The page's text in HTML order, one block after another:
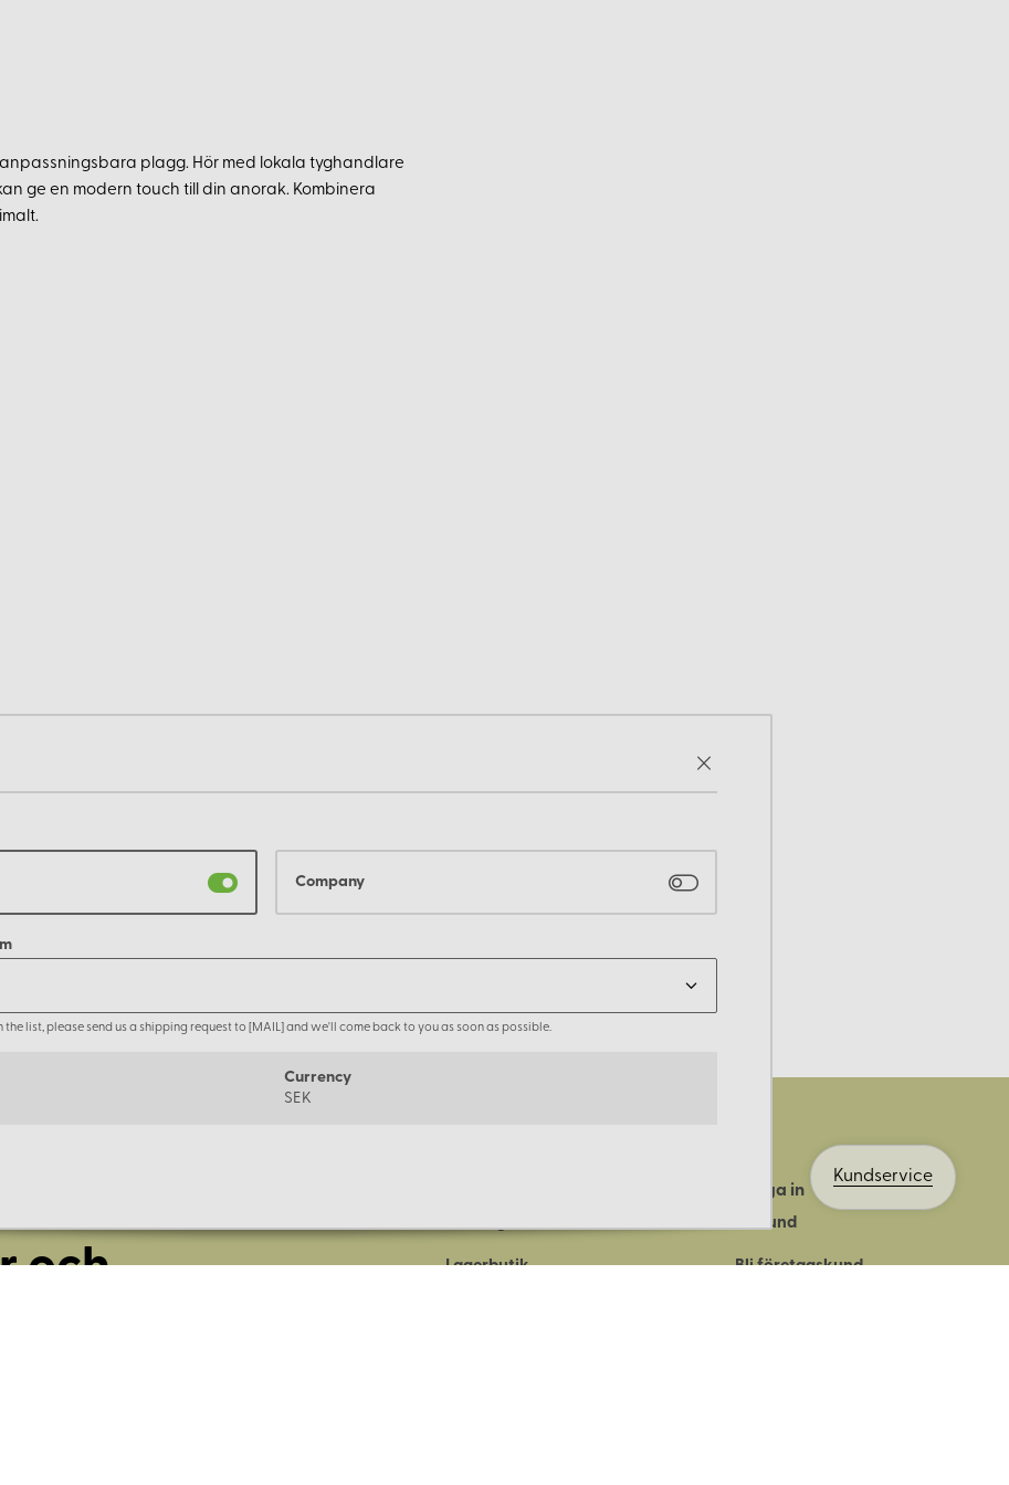
Kundservice
Company
list, please send us a shipping request to [MAIL] and we'll come back to you as soon as possible.
Currency
SEK
plagg. Hör med lokala tyghandlare
ge en modern touch till din anorak. Kombinera
och
Företagets historia
Lagerbutik
Logga in
Bli kund
Bli företagskund